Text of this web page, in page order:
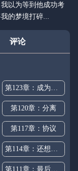
以为等到他成功考
的梦境打碎...
评论
第123章：成为老师
第120章：分离
第117章：协议
第114章：还想死吗
第111章：最后的欲望